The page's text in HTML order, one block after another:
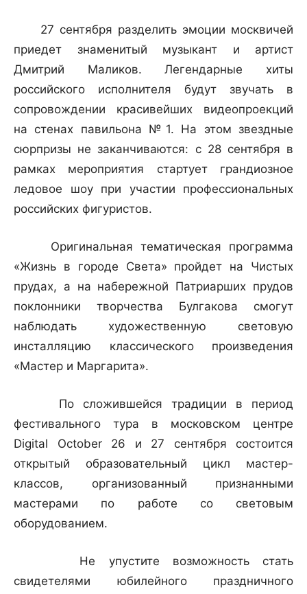
27 сентября разделить эмоции москвичей
приедет знаменитый музыкант и артист
Дмитрий Маликов. Легендарные хиты
российского исполнителя будут звучать в
сопровождении красивейших видеопроекций
на стенах павильона №1. На этом звездные
сюрпризы не заканчиваются: с 28 сентября в
рамках мероприятия стартует грандиозное
ледовое шоу при участии профессиональных
российских фигуристов.
Оригинальная тематическая программа
«Жизнь в городе Света» пройдет на Чистых
прудах, а на набережной Патриарших прудов
поклонники творчества Булгакова смогут
наблюдать художественную световую
инсталляцию классического произведения
«Мастер и Маргарита».
По сложившейся традиции в период
фестивального тура в московском центре
Digital October 26 и 27 сентября состоится
открытый образовательный цикл мастер-
классов, организованный признанными
мастерами по работе со световым
оборудованием.
Не упустите возможность стать
свидетелями юбилейного праздничного